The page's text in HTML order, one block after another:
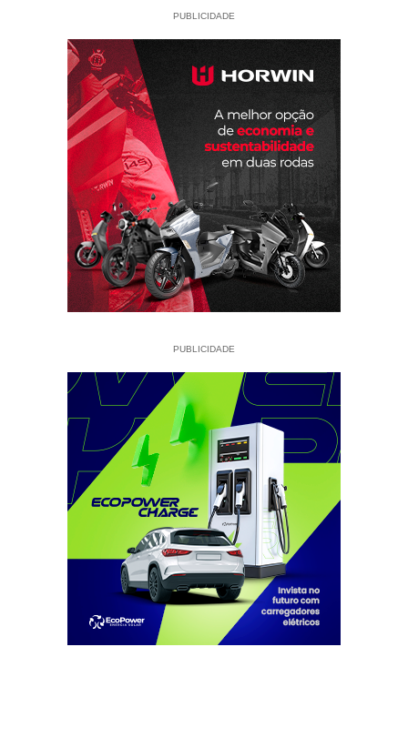
PUBLICIDADE
PUBLICIDADE